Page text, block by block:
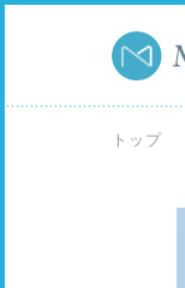
トップ